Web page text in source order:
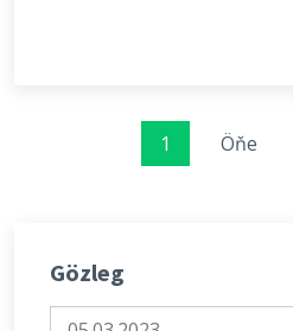
1 Öňe
Gözleg